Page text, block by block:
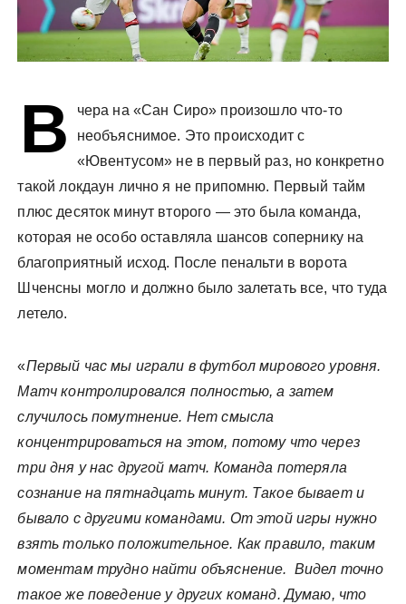
В
чера на «Сан Сиро» произошло что-то
необъяснимое. Это происходит с
«Ювентусом» не в первый раз, но конкретно
такой локдаун лично я не припомню. Первый тайм
плюс десяток минут второго — это была команда,
которая не особо оставляла шансов сопернику на
благоприятный исход. После пенальти в ворота
Шченсны могло и должно было залетать все, что туда
летело.
«Первый час мы играли в футбол мирового уровня.
Матч контролировался полностью, а затем
случилось помутнение. Нет смысла
концентрироваться на этом, потому что через
три дня у нас другой матч. Команда потеряла
сознание на пятнадцать минут. Такое бывает и
бывало с другими командами. От этой игры нужно
взять только положительное. Как правило, таким
моментам трудно найти объяснение. Видел точно
такое же поведение у других команд. Думаю, что